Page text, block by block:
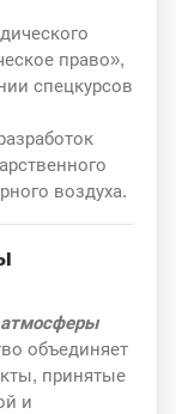
право»,
спецкурсов
воздуха.
атмосферы
объединяет
принятые
и